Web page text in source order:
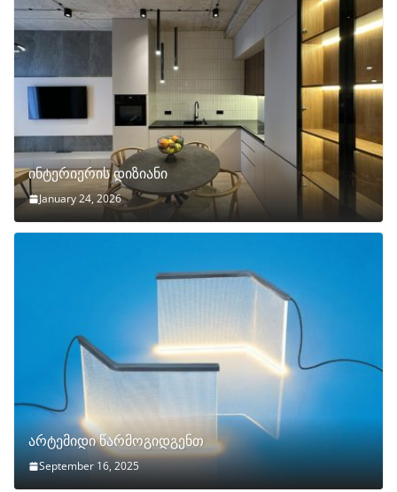
ინტერიერის დიზიანი
January 24, 2026
არტემიდი წარმოგიდგენთ
September 16, 2025